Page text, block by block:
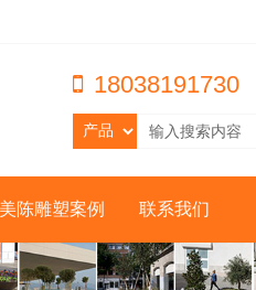
18038191730
美陈雕塑案例 联系我们